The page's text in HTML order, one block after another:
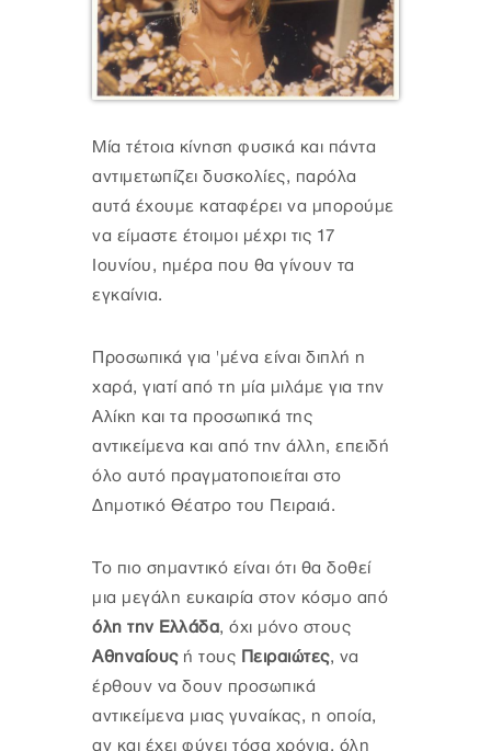
Μία τέτοια κίνηση φυσικά και πάντα
αντιμετωπίζει δυσκολίες, παρόλα
αυτά έχουμε καταφέρει να μπορούμε
να είμαστε έτοιμοι μέχρι τις 17
Ιουνίου, ημέρα που θα γίνουν τα
εγκαίνια.
Προσωπικά για 'μένα είναι διπλή η
χαρά, γιατί από τη μία μιλάμε για την
Αλίκη και τα προσωπικά της
αντικείμενα και από την άλλη, επειδή
όλο αυτό πραγματοποιείται στο
Δημοτικό Θέατρο του Πειραιά.
Το πιο σημαντικό είναι ότι θα δοθεί
μια μεγάλη ευκαιρία στον κόσμο από
όλη την Ελλάδα, όχι μόνο στους
Αθηναίουςή τους Πειραιώτες, να
έρθουν να δουν προσωπικά
αντικείμενα μιας γυναίκας, η οποία,
αν και έχει φύγει τόσα χρόνια, όλη